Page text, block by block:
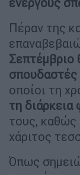
Πέραν της
Σεπτέμβριο
σπουδαστές
οποίοι τη
τη διάρκεια
τους, καθώς
χάριτος
Όπως